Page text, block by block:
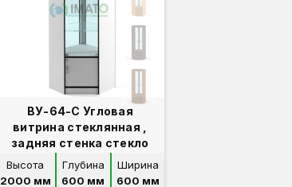
ВУ-64-С Угловая
витрина стеклянная ,
задняя стенка стекло
Высота
2000 мм
Глубина
600 мм
Ширина
600 мм